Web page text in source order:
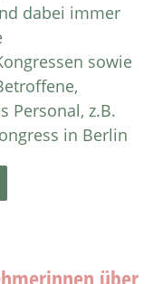
dabei immer
sowie
Personal, z.B.
in Berlin
über